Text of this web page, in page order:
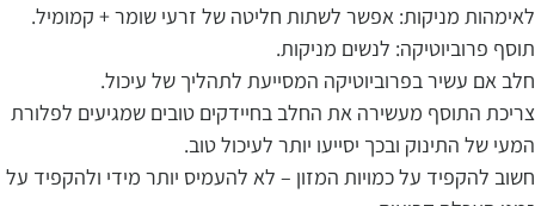
לאימהות מניקות: אפשר לשתות חליטה של זרעי שומר + קמומיל.
תוסף פרוביוטיקה: לנשים מניקות.
חלב אם עשיר בפרוביוטיקה המסייעת לתהליך של עיכול.
צריכת התוסף מעשירה את החלב בחיידקים טובים שמגיעים לפלורת
המעי של התינוק ובכך יסייעו יותר לעיכול טוב.
חשוב להקפיד על כמויות המזון – לא להעמיס יותר מידי ולהקפיד על